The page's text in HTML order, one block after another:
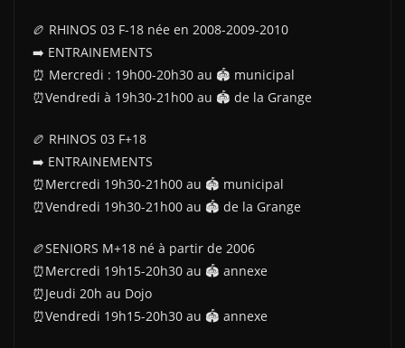
🏉 RHINOS 03 F-18 née en 2008-2009-2010
➡️ ENTRAINEMENTS
⏰ Mercredi : 19h00-20h30 au 🏟 municipal
⏰Vendredi à 19h30-21h00 au 🏟 de la Grange
🏉 RHINOS 03 F+18
➡️ ENTRAINEMENTS
⏰️Mercredi 19h30-21h00 au 🏟 municipal
⏰Vendredi 19h30-21h00 au 🏟 de la Grange
🏉SENIORS M+18 né à partir de 2006
⏰️Mercredi 19h15-20h30 au 🏟 annexe
⏰️Jeudi 20h au Dojo
⏰️Vendredi 19h15-20h30 au 🏟 annexe